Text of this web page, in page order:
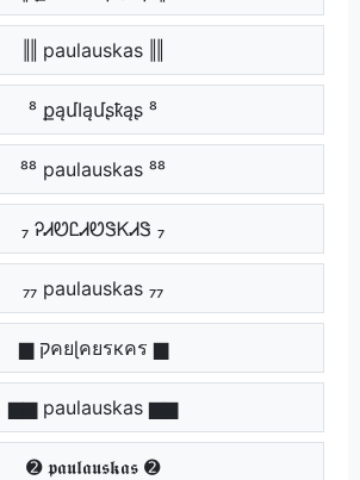
‖‖ paulauskas ‖‖
⁸ քąմӀąմʂҟąʂ ⁸
⁸⁸ paulauskas ⁸⁸
₇ ᎮᏗᏬᏝᏗᏬᏕᏦᏗᏕ ₇
₇₇ paulauskas ₇₇
▆ קคยɭคยรкคร ▆
▆▆ paulauskas ▆▆
➋ 𝖕𝖆𝖚𝖑𝖆𝖚𝖘𝖐𝖆𝖘 ➋